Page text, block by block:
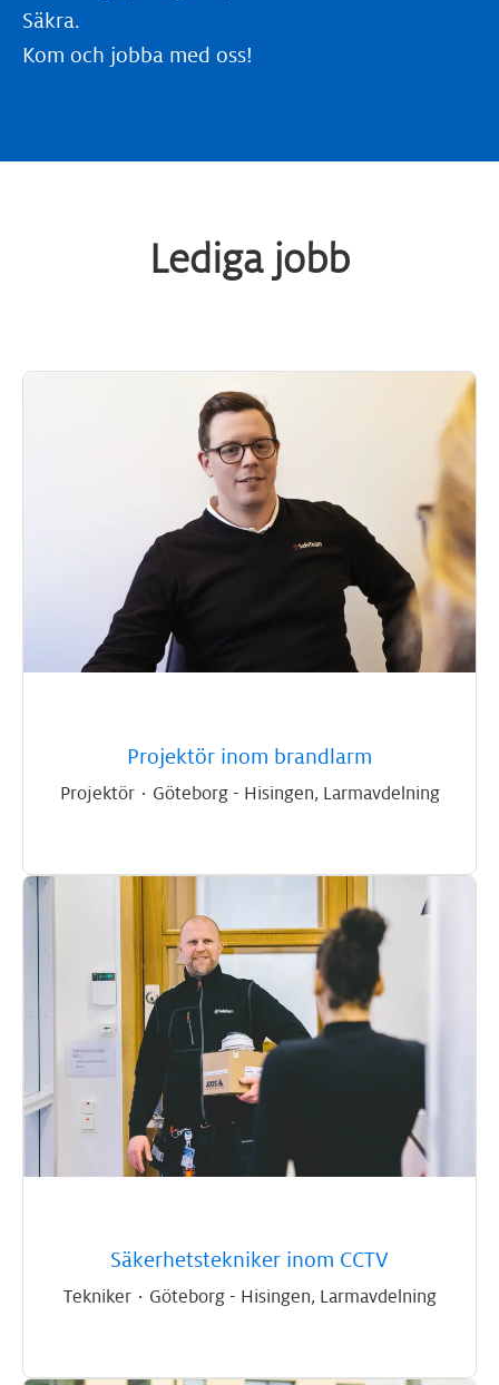
Säkra.
Kom och jobba med oss!
Lediga jobb
Projektör inom brandlarm
Projektör · Göteborg - Hisingen, Larmavdelning
Säkerhetstekniker inom CCTV
Tekniker · Göteborg - Hisingen, Larmavdelning